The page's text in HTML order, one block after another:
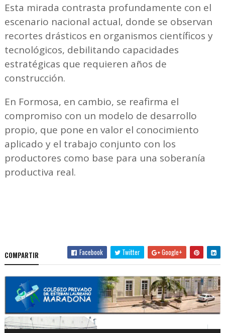
Esta mirada contrasta profundamente con el
escenario nacional actual, donde se observan
recortes drásticos en organismos científicos y
tecnológicos, debilitando capacidades
estratégicas que requieren años de
construcción.
En Formosa, en cambio, se reafirma el
compromiso con un modelo de desarrollo
propio, que pone en valor el conocimiento
aplicado y el trabajo conjunto con los
productores como base para una soberanía
productiva real.
COMPARTIR Facebook Twitter Google+